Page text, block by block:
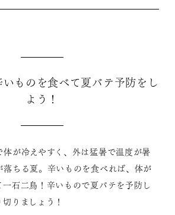
ものを食べて夏バテ予防をし
よう！
が冷えやすく、外は猛暑で温度が暑
落ちる夏。辛いものを食べれば、体が
石二鳥！辛いもので夏バテを予防し
りましょう！